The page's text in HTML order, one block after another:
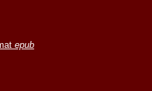
epub